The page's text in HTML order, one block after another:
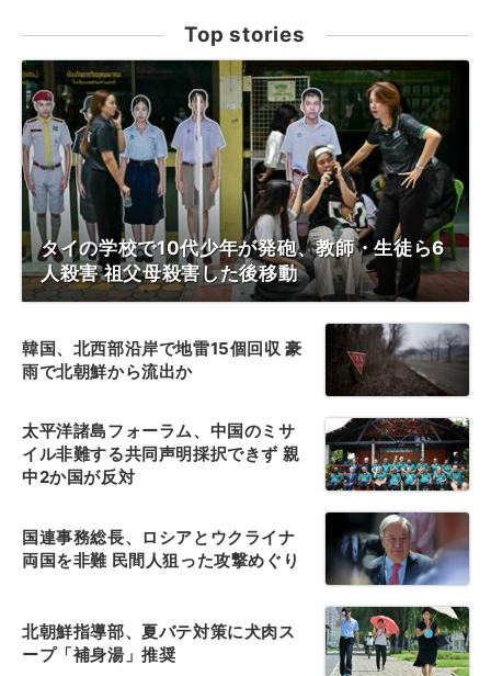
Top stories
タイの学校で10代少年が発砲、教師・生徒ら6
人殺害 祖父母殺害した後移動
韓国、北西部沿岸で地雷15個回収 豪
雨で北朝鮮から流出か
太平洋諸島フォーラム、中国のミサ
イル非難する共同声明採択できず 親
中2か国が反対
国連事務総長、ロシアとウクライナ
両国を非難 民間人狙った攻撃めぐり
北朝鮮指導部、夏バテ対策に犬肉ス
ープ「補身湯」推奨